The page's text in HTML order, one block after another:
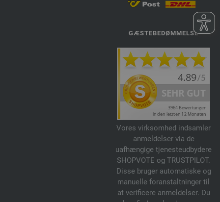
GÆSTEBEDØMMELSE
Vores virksomhed indsamler
anmeldelser via de
uafhængige tjenesteudbydere
SHOPVOTE og TRUSTPILOT.
Disse bruger automatiske og
manuelle foranstaltninger til
at verificere anmeldelser. Du